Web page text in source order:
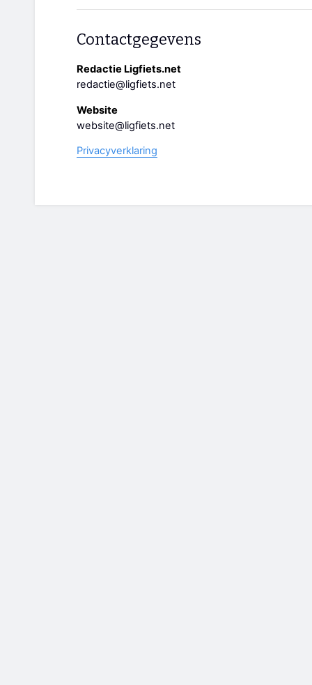
Contactgegevens
Redactie Ligfiets.net
redactie@ligfiets.net
Website
website@ligfiets.net
Privacyverklaring